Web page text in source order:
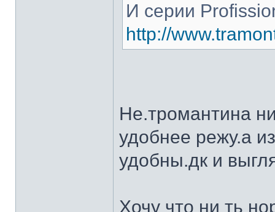
И серии
http://
Не.тромантина
удобнее режу.а
удобны.дк и
Хочу что ни ть